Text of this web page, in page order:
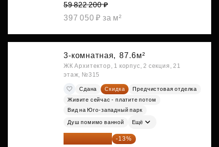
59 822 200 ₽
397 050 ₽ за м²
3-комнатная, 87.6м²
ЖК Архитектор, 1 корпус, 2 секция, 21
этаж, №315
Сдана Скидка
Предчистовая отделка
Живите сейчас - платите потом
Вид на Юго-западный парк
Душ помимо ванной Ещё
45 376 625 ₽ -13%